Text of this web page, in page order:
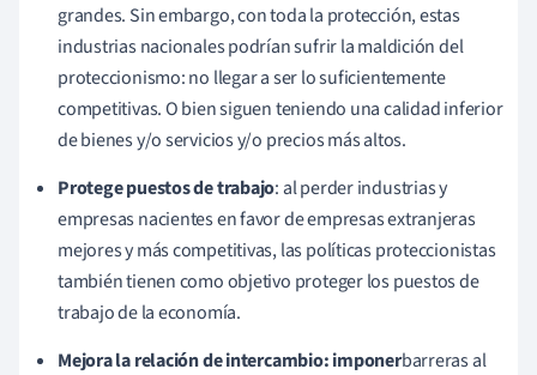
grandes. Sin embargo, con toda la protección, estas
industrias nacionales podrían sufrir la maldición del
proteccionismo: no llegar a ser lo suficientemente
competitivas. O bien siguen teniendo una calidad inferior
de bienes y/o servicios y/o precios más altos.
Protege puestos de trabajo: al perder industrias y
empresas nacientes en favor de empresas extranjeras
mejores y más competitivas, las políticas proteccionistas
también tienen como objetivo proteger los puestos de
trabajo de la economía.
Mejora la relación de intercambio: imponerbarreras al